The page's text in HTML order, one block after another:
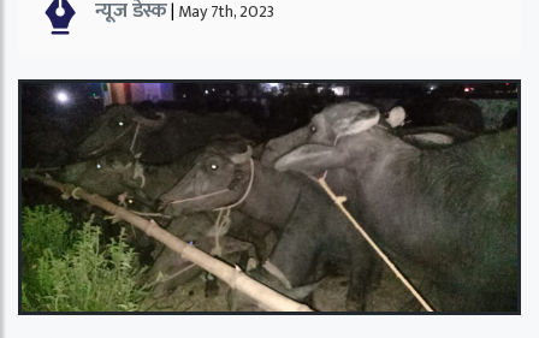
न्यूज डेस्क| May 7th, 2023